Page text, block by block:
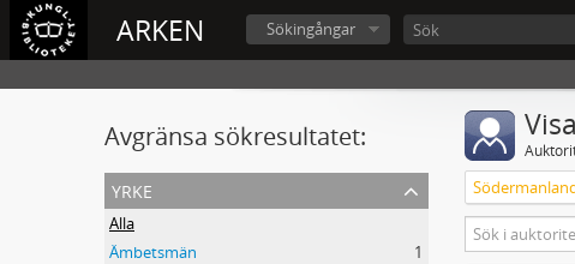
ARKEN Sökingångar
Avgränsa sökresultatet:
yrke
Alla
Ämbetsmän
1